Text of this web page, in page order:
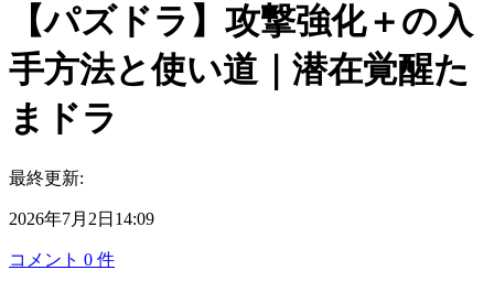
【パズドラ】攻撃強化＋の入
手方法と使い道｜潜在覚醒た
まドラ
最終更新:
2026年7月2日14:09
コメント 0 件